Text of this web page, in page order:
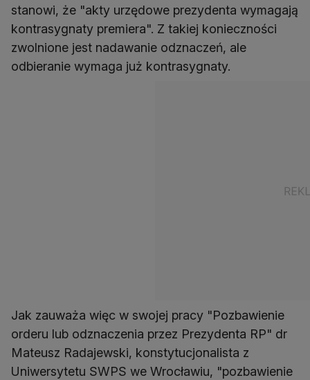
stanowi, że "akty urzędowe prezydenta wymagają
kontrasygnaty premiera". Z takiej konieczności
zwolnione jest nadawanie odznaczeń, ale
odbieranie wymaga już kontrasygnaty.
Jak zauważa więc w swojej pracy "Pozbawienie
orderu lub odznaczenia przez Prezydenta RP" dr
Mateusz Radajewski, konstytucjonalista z
Uniwersytetu SWPS we Wrocławiu, "pozbawienie